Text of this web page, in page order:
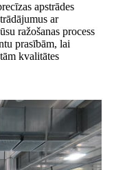
apstrādes
ar
ražošanas process
prasībām, lai
kvalitātes